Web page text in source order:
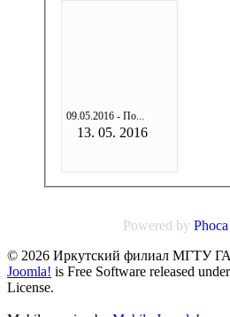
09.05.2016 - По...
13. 05. 2016
Powered by Phoca
© 2026 Иркутский филиал МГТУ ГА
Joomla! is Free Software released
License.